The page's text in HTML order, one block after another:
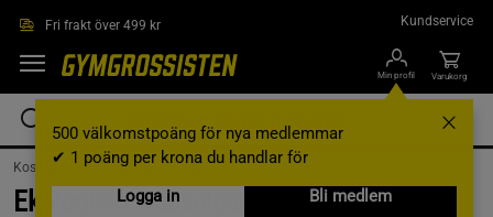
Fri frakt över 499 kr Kundservice
Min profil
500 välkomstpoäng för nya medlemmar
✔ 1 poäng per krona du handlar för
Logga in
Bli medlem
Varukorg
Kosttillskott /Livsmedel /Superfood
Ekologiskt Nässelpulver 250 g